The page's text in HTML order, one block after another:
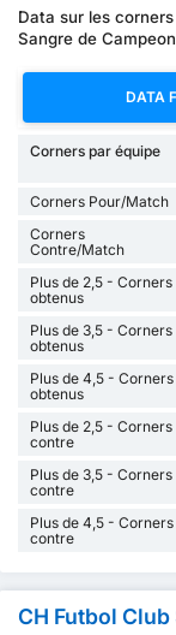
Data sur les
Sangre de
DATA
Corners par équipe
Corners Pour/Match
Corners
Contre/Match
Plus de 2,5 - Corners
obtenus
Plus de 3,5 - Corners
obtenus
Plus de 4,5 - Corners
obtenus
Plus de 2,5 - Corners
contre
Plus de 3,5 - Corners
contre
Plus de 4,5 - Corners
contre
CH Futbol